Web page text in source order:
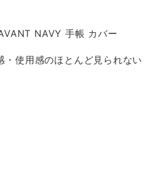
NAVY 手帳 カバー
使用感のほとんど見られない